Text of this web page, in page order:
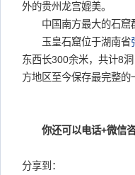
外的贵州龙宫媲美。
中国南方最大的石
玉皇石窟位于湖南省
东西长300余米，共计8
方地区至今保存最完整
你还可以电话+微信咨
分享到：